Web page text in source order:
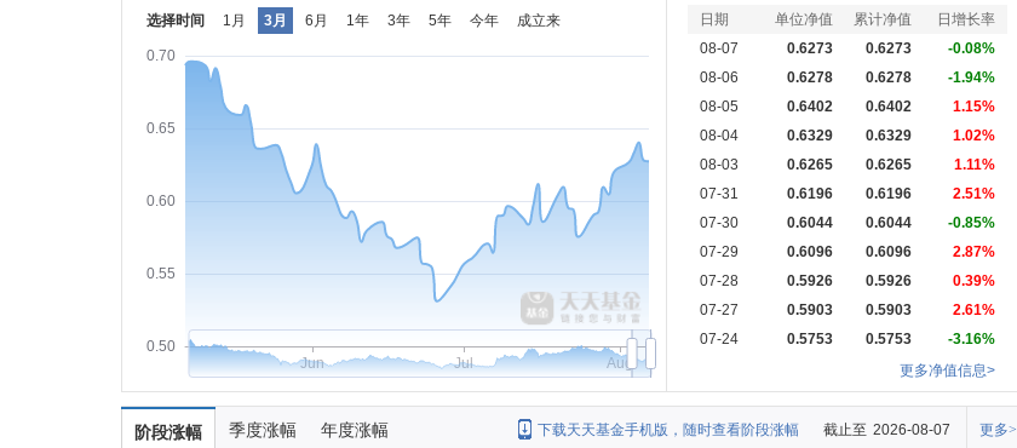
选择时间 1月 3月 6月 1年 3年 5年 今年 成立来
0.50
0.55
0.60
0.65
0.70
Jun Jul Aug
日期 单位净值 累计净值
日增长率
08-07
0.6273 0.6273
-0.08%
08-06
0.6278 0.6278
-1.94%
08-05
0.6402 0.6402
1.15%
08-04
0.6329 0.6329
1.02%
08-03
0.6265 0.6265
1.11%
07-31
0.6196 0.6196
2.51%
07-30
0.6044 0.6044
-0.85%
07-29
0.6096 0.6096
2.87%
07-28
0.5926 0.5926
0.39%
07-27
0.5903 0.5903
2.61%
07-24
0.5753 0.5753
-3.16%
更多净值信息>
阶段涨幅 季度涨幅 年度涨幅 更多>
截止至 2026-08-07
下载天天基金手机版，随时查看阶段涨幅